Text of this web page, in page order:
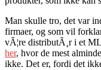
Man skulle tro, det var
firmaer, og som vil
vÃ¦re distributÃ¸r i et
her, hvor de mest
ikke. Det er, fordi det